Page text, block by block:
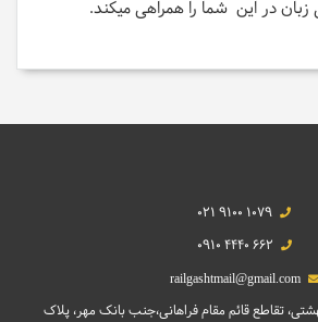
زبان در این شما را همراهی میکند.
021 9100 1079
0910 4440 662
railgashtmail@gmail.com
تقاطع قائم مقام فراهانی،جنب بانک مهر، پلاک